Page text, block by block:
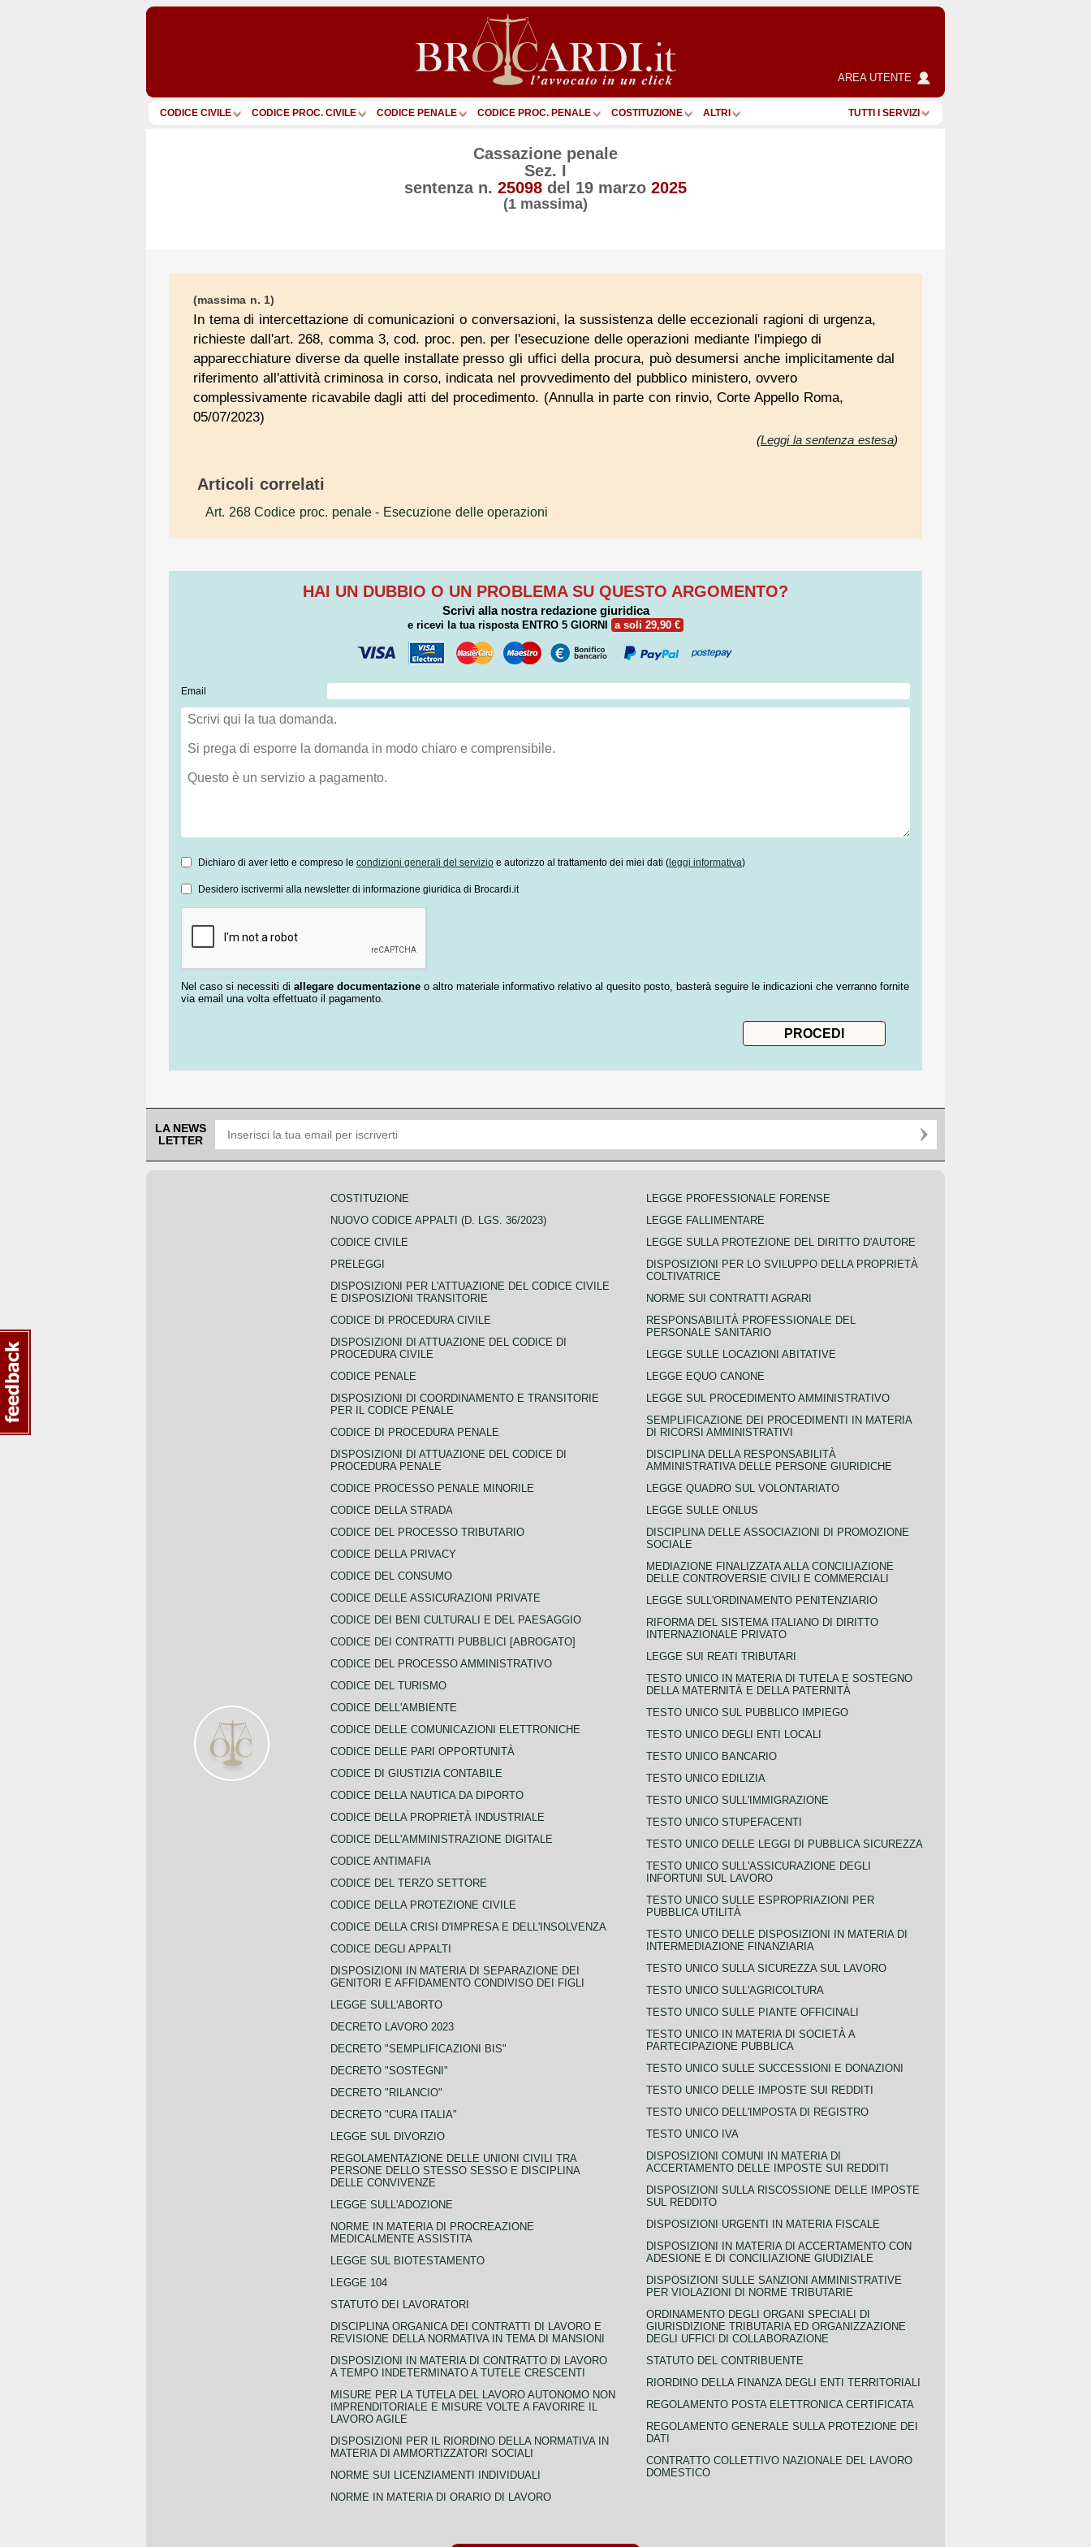
AREA UTENTE
CODICE CIVILE CODICE PROC. CIVILE CODICE PENALE CODICE PROC. PENALE COSTITUZIONE ALTRI TUTTI I SERVIZI
Cassazione penale
Sez. I
sentenza n. 25098 del 19 marzo 2025
(1 massima)
(massima n. 1)
In tema di intercettazione di comunicazioni o conversazioni, la sussistenza delle eccezionali ragioni di urgenza,
richieste dall'art. 268, comma 3, cod. proc. pen. per l'esecuzione delle operazioni mediante l'impiego di
apparecchiature diverse da quelle installate presso gli uffici della procura, può desumersi anche implicitamente dal
riferimento all'attività criminosa in corso, indicata nel provvedimento del pubblico ministero, ovvero
complessivamente ricavabile dagli atti del procedimento. (Annulla in parte con rinvio, Corte Appello Roma,
05/07/2023)
(Leggi la sentenza estesa)
Articoli correlati
Art. 268 Codice proc. penale- Esecuzione delle operazioni
HAI UN DUBBIO O UN PROBLEMA SU QUESTO ARGOMENTO?
Scrivi alla nostra redazione giuridica
e ricevi la tua risposta ENTRO 5 GIORNI a soli 29,90 €
Email
Dichiaro di aver letto e compreso le condizioni generali del servizio e autorizzo al trattamento dei miei dati ( leggi informativa)
Desidero iscrivermi alla newsletter di informazione giuridica di Brocardi.it
Nel caso si necessiti di allegare documentazione o altro materiale informativo relativo al quesito posto, basterà seguire le indicazioni che verranno fornite
via email una volta effettuato il pagamento.
LA NEWS
LETTER
COSTITUZIONE
NUOVO CODICE APPALTI (D. LGS. 36/2023)
CODICE CIVILE
PRELEGGI
DISPOSIZIONI PER L'ATTUAZIONE DEL CODICE CIVILE
E DISPOSIZIONI TRANSITORIE
CODICE DI PROCEDURA CIVILE
DISPOSIZIONI DI ATTUAZIONE DEL CODICE DI
PROCEDURA CIVILE
CODICE PENALE
DISPOSIZIONI DI COORDINAMENTO E TRANSITORIE
PER IL CODICE PENALE
CODICE DI PROCEDURA PENALE
DISPOSIZIONI DI ATTUAZIONE DEL CODICE DI
PROCEDURA PENALE
CODICE PROCESSO PENALE MINORILE
CODICE DELLA STRADA
CODICE DEL PROCESSO TRIBUTARIO
CODICE DELLA PRIVACY
CODICE DEL CONSUMO
CODICE DELLE ASSICURAZIONI PRIVATE
CODICE DEI BENI CULTURALI E DEL PAESAGGIO
CODICE DEI CONTRATTI PUBBLICI [ABROGATO]
CODICE DEL PROCESSO AMMINISTRATIVO
CODICE DEL TURISMO
CODICE DELL'AMBIENTE
CODICE DELLE COMUNICAZIONI ELETTRONICHE
CODICE DELLE PARI OPPORTUNITÀ
CODICE DI GIUSTIZIA CONTABILE
CODICE DELLA NAUTICA DA DIPORTO
CODICE DELLA PROPRIETÀ INDUSTRIALE
CODICE DELL'AMMINISTRAZIONE DIGITALE
CODICE ANTIMAFIA
CODICE DEL TERZO SETTORE
CODICE DELLA PROTEZIONE CIVILE
CODICE DELLA CRISI D'IMPRESA E DELL'INSOLVENZA
CODICE DEGLI APPALTI
DISPOSIZIONI IN MATERIA DI SEPARAZIONE DEI
GENITORI E AFFIDAMENTO CONDIVISO DEI FIGLI
LEGGE SULL'ABORTO
DECRETO LAVORO 2023
DECRETO "SEMPLIFICAZIONI BIS"
DECRETO "SOSTEGNI"
DECRETO "RILANCIO"
DECRETO "CURA ITALIA"
LEGGE SUL DIVORZIO
REGOLAMENTAZIONE DELLE UNIONI CIVILI TRA
PERSONE DELLO STESSO SESSO E DISCIPLINA
DELLE CONVIVENZE
LEGGE SULL'ADOZIONE
NORME IN MATERIA DI PROCREAZIONE
MEDICALMENTE ASSISTITA
LEGGE SUL BIOTESTAMENTO
LEGGE 104
STATUTO DEI LAVORATORI
DISCIPLINA ORGANICA DEI CONTRATTI DI LAVORO E
REVISIONE DELLA NORMATIVA IN TEMA DI MANSIONI
DISPOSIZIONI IN MATERIA DI CONTRATTO DI LAVORO
A TEMPO INDETERMINATO A TUTELE CRESCENTI
MISURE PER LA TUTELA DEL LAVORO AUTONOMO NON
IMPRENDITORIALE E MISURE VOLTE A FAVORIRE IL
LAVORO AGILE
DISPOSIZIONI PER IL RIORDINO DELLA NORMATIVA IN
MATERIA DI AMMORTIZZATORI SOCIALI
NORME SUI LICENZIAMENTI INDIVIDUALI
NORME IN MATERIA DI ORARIO DI LAVORO
LEGGE PROFESSIONALE FORENSE
LEGGE FALLIMENTARE
LEGGE SULLA PROTEZIONE DEL DIRITTO D'AUTORE
DISPOSIZIONI PER LO SVILUPPO DELLA PROPRIETÀ
COLTIVATRICE
NORME SUI CONTRATTI AGRARI
RESPONSABILITÀ PROFESSIONALE DEL
PERSONALE SANITARIO
LEGGE SULLE LOCAZIONI ABITATIVE
LEGGE EQUO CANONE
LEGGE SUL PROCEDIMENTO AMMINISTRATIVO
SEMPLIFICAZIONE DEI PROCEDIMENTI IN MATERIA
DI RICORSI AMMINISTRATIVI
DISCIPLINA DELLA RESPONSABILITÀ
AMMINISTRATIVA DELLE PERSONE GIURIDICHE
LEGGE QUADRO SUL VOLONTARIATO
LEGGE SULLE ONLUS
DISCIPLINA DELLE ASSOCIAZIONI DI PROMOZIONE
SOCIALE
MEDIAZIONE FINALIZZATA ALLA CONCILIAZIONE
DELLE CONTROVERSIE CIVILI E COMMERCIALI
LEGGE SULL'ORDINAMENTO PENITENZIARIO
RIFORMA DEL SISTEMA ITALIANO DI DIRITTO
INTERNAZIONALE PRIVATO
LEGGE SUI REATI TRIBUTARI
TESTO UNICO IN MATERIA DI TUTELA E SOSTEGNO
DELLA MATERNITÀ E DELLA PATERNITÀ
TESTO UNICO SUL PUBBLICO IMPIEGO
TESTO UNICO DEGLI ENTI LOCALI
TESTO UNICO BANCARIO
TESTO UNICO EDILIZIA
TESTO UNICO SULL'IMMIGRAZIONE
TESTO UNICO STUPEFACENTI
TESTO UNICO DELLE LEGGI DI PUBBLICA SICUREZZA
TESTO UNICO SULL'ASSICURAZIONE DEGLI
INFORTUNI SUL LAVORO
TESTO UNICO SULLE ESPROPRIAZIONI PER
PUBBLICA UTILITÀ
TESTO UNICO DELLE DISPOSIZIONI IN MATERIA DI
INTERMEDIAZIONE FINANZIARIA
TESTO UNICO SULLA SICUREZZA SUL LAVORO
TESTO UNICO SULL'AGRICOLTURA
TESTO UNICO SULLE PIANTE OFFICINALI
TESTO UNICO IN MATERIA DI SOCIETÀ A
PARTECIPAZIONE PUBBLICA
TESTO UNICO SULLE SUCCESSIONI E DONAZIONI
TESTO UNICO DELLE IMPOSTE SUI REDDITI
TESTO UNICO DELL'IMPOSTA DI REGISTRO
TESTO UNICO IVA
DISPOSIZIONI COMUNI IN MATERIA DI
ACCERTAMENTO DELLE IMPOSTE SUI REDDITI
DISPOSIZIONI SULLA RISCOSSIONE DELLE IMPOSTE
SUL REDDITO
DISPOSIZIONI URGENTI IN MATERIA FISCALE
DISPOSIZIONI IN MATERIA DI ACCERTAMENTO CON
ADESIONE E DI CONCILIAZIONE GIUDIZIALE
DISPOSIZIONI SULLE SANZIONI AMMINISTRATIVE
PER VIOLAZIONI DI NORME TRIBUTARIE
ORDINAMENTO DEGLI ORGANI SPECIALI DI
GIURISDIZIONE TRIBUTARIA ED ORGANIZZAZIONE
DEGLI UFFICI DI COLLABORAZIONE
STATUTO DEL CONTRIBUENTE
RIORDINO DELLA FINANZA DEGLI ENTI TERRITORIALI
REGOLAMENTO POSTA ELETTRONICA CERTIFICATA
REGOLAMENTO GENERALE SULLA PROTEZIONE DEI
DATI
CONTRATTO COLLETTIVO NAZIONALE DEL LAVORO
DOMESTICO